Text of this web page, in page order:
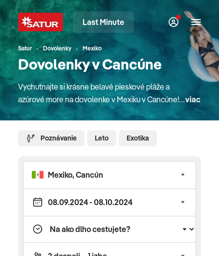
Last Minute
Satur Dovolenky Mexiko
Dovolenky v Cancúne
Vychutnajte si krásne belavé pieskové pláže a
azúrové more na dovolenke v Mexiku v Cancúne!
Toto stredisko je situované na polostrove Yucatán
plážach si môžete vyskúšať rôzne vodné športy
pokladmi. Odskúšajte špeciality mexickej kuchyne
alebo sa zabavte na diskotékach či radšej využite
vlny na surfovanie?
viac
Poznávanie Leto Exotika